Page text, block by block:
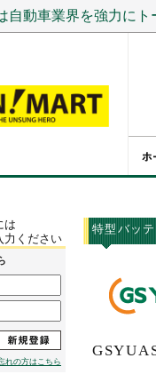
自動車業界を強力にト
は
力ください
れの方はこちら
特型バッ